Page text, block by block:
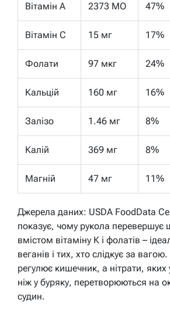
Вітамін А 2373 МО 47%
Вітамін С 15 мг 17%
Фолати 97 мкг 24%
Кальцій 160 мг 16%
Залізо 1.46 мг 8%
Калій 369 мг 8%
Магній 47 мг 11%
Джерела даних: USDA FoodData
показує, чому рукола перевершує
вмістом вітаміну К і фолатів –
веганів і тих, хто слідкує за
регулює кишечник, а нітрати, яких
ніж у буряку, перетворюються на
судин.